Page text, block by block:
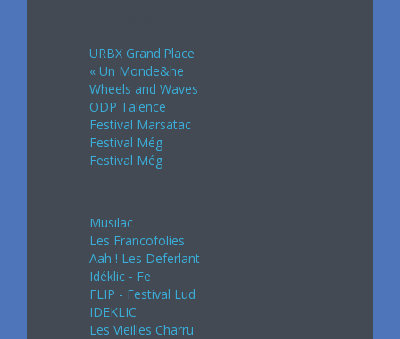
URBX Grand'Place
« Un Monde&he
Wheels and Waves
ODP Talence
Festival Marsatac
Festival Még
Festival Még
Musilac
Les Francofolies
Aah ! Les Deferlant
Idéklic - Fe
FLIP - Festival Lud
IDEKLIC
Les Vieilles Charru